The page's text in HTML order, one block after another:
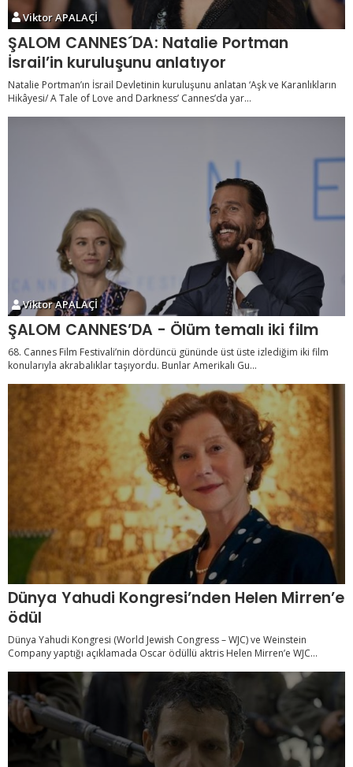
Viktor APALAÇİ
ŞALOM CANNES´DA: Natalie Portman
İsrail’in kuruluşunu anlatıyor
Natalie Portman’ın İsrail Devletinin kuruluşunu anlatan ‘Aşk ve Karanlıkların
Hikâyesi/ A Tale of Love and Darkness’ Cannes’da yar...
Viktor APALAÇİ
ŞALOM CANNES’DA - Ölüm temalı iki film
68. Cannes Film Festivali’nin dördüncü gününde üst üste izlediğim iki film
konularıyla akrabalıklar taşıyordu. Bunlar Amerikalı Gu...
Dünya Yahudi Kongresi’nden Helen Mirren’e
ödül
Dünya Yahudi Kongresi (World Jewish Congress – WJC) ve Weinstein
Company yaptığı açıklamada Oscar ödüllü aktris Helen Mirren’e WJC...